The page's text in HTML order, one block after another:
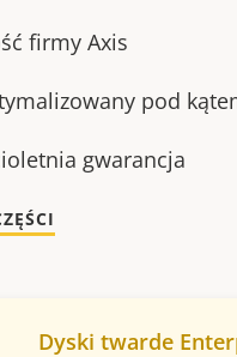
firmy Axis
pod
gwarancja
Dyski twarde